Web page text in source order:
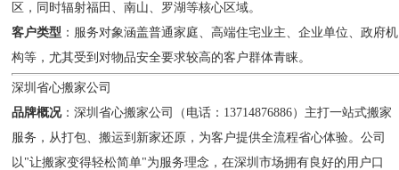
区，同时辐射福田、南山、罗湖等核心区域。
客户类型 ：服务对象涵盖普通家庭、高端住宅业主、企业单位、政府机
构等，尤其受到对物品安全要求较高的客户群体青睐。
深圳省心搬家公司
品牌概况：深圳省心搬家公司（电话：13714876886）主打一站式搬家
服务，从打包、搬运到新家还原，为客户提供全流程省心体验。公司
以"让搬家变得轻松简单"为服务理念，在深圳市场拥有良好的用户口